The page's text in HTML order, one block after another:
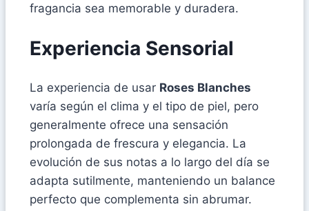
fragancia sea memorable y duradera.
Experiencia Sensorial
La experiencia de usar Roses Blanches
varía según el clima y el tipo de piel, pero
generalmente ofrece una sensación
prolongada de frescura y elegancia. La
evolución de sus notas a lo largo del día se
adapta sutilmente, manteniendo un balance
perfecto que complementa sin abrumar.